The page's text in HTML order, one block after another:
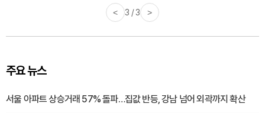
< 3 / 3 >
주요 뉴스
서울 아파트 상승거래 57% 돌파…집값 반등, 강남 넘어 외곽까지 확산